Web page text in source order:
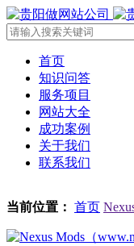
首页
知识问答
服务项目
网站大全
成功案例
关于我们
联系我们
当前位置： 首页